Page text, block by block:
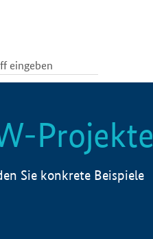
Projekte
Sie konkrete Beispiele